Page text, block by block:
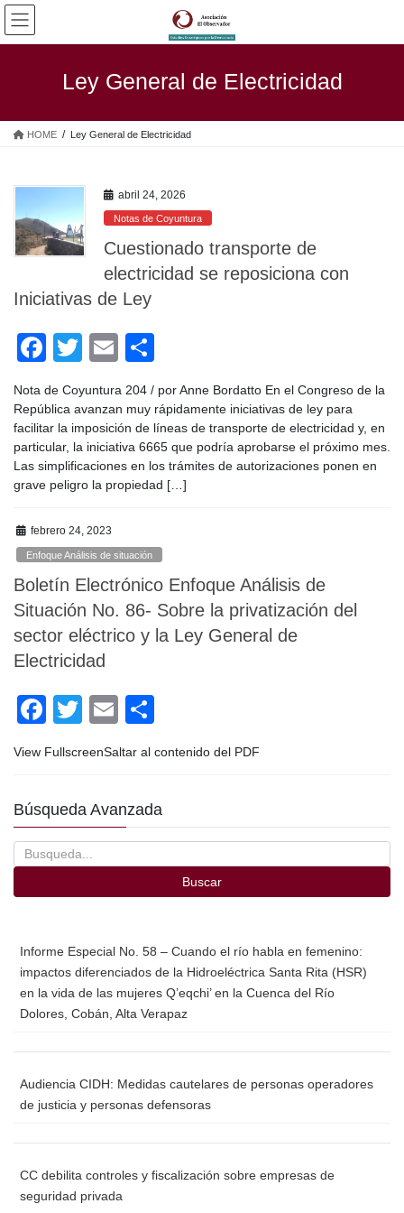
Saltar
contenido
Saltar
la
Ley General de Electricidad
HOME Ley General de Electricidad
abril 24, 2026
Notas de Coyuntura
Cuestionado transporte de
electricidad se reposiciona con
Iniciativas de Ley
F
a
c
e
b
o
o
k
T
tt
er
E
m
ail m
p
ar
tir
Nota de Coyuntura 204 / por Anne Bordatto En el Congreso de la
República avanzan muy rápidamente iniciativas de ley para
facilitar la imposición de líneas de transporte de electricidad y, en
particular, la iniciativa 6665 que podría aprobarse el próximo mes.
Las simplificaciones en los trámites de autorizaciones ponen en
grave peligro la propiedad […]
febrero 24, 2023
Enfoque Análisis de situación
Boletín Electrónico Enfoque Análisis de
Situación No. 86- Sobre la privatización del
sector eléctrico y la Ley General de
Electricidad
F
c
b
o
T
tt
er
E
ail m
ar
View FullscreenSaltar al contenido del PDF
Búsqueda Avanzada
Buscar
Informe Especial No. 58 – Cuando el río habla en femenino:
impactos diferenciados de la Hidroeléctrica Santa Rita (HSR)
en la vida de las mujeres Q’eqchi’ en la Cuenca del Río
Dolores, Cobán, Alta Verapaz
Audiencia CIDH: Medidas cautelares de personas operadores
de justicia y personas defensoras
CC debilita controles y fiscalización sobre empresas de
seguridad privada